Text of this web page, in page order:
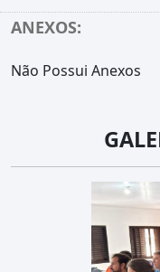
ANEXOS:
Não Possui Anexos